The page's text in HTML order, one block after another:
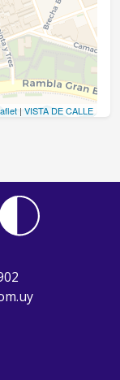
| VISTA DE CALLE